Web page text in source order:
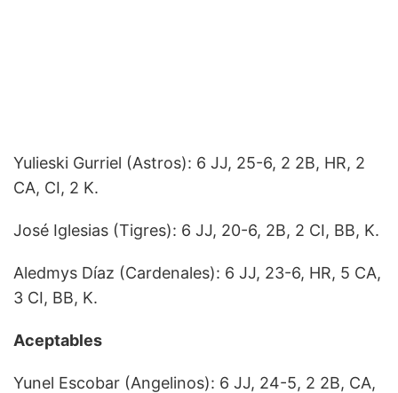
Yulieski Gurriel (Astros): 6 JJ, 25-6, 2 2B, HR, 2
CA, CI, 2 K.
José Iglesias (Tigres): 6 JJ, 20-6, 2B, 2 CI, BB, K.
Aledmys Díaz (Cardenales): 6 JJ, 23-6, HR, 5 CA,
3 CI, BB, K.
Aceptables
Yunel Escobar (Angelinos): 6 JJ, 24-5, 2 2B, CA,